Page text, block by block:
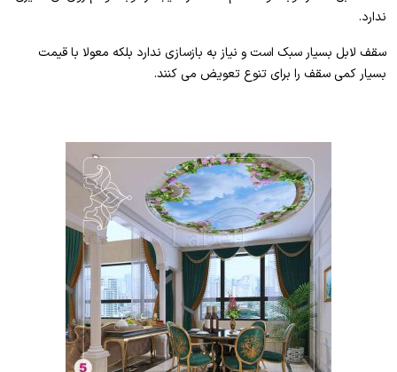
ندارد.
سقف لابل بسیار سبک است و نیاز به بازسازی ندارد بلکه معولا با قیمت
بسیار کمی سقف را برای تنوع تعویض می کنند.